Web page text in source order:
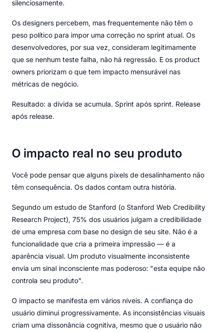
silenciosamente.
Os designers percebem, mas frequentemente não têm o
peso político para impor uma correção no sprint atual. Os
desenvolvedores, por sua vez, consideram legitimamente
que se nenhum teste falha, não há regressão. E os product
owners priorizam o que tem impacto mensurável nas
métricas de negócio.
Resultado: a dívida se acumula. Sprint após sprint. Release
após release.
O impacto real no seu produto
Você pode pensar que alguns pixels de desalinhamento não
têm consequência. Os dados contam outra história.
Segundo um estudo de Stanford (o Stanford Web Credibility
Research Project), 75% dos usuários julgam a credibilidade
de uma empresa com base no design de seu site. Não é a
funcionalidade que cria a primeira impressão — é a
aparência visual. Um produto visualmente inconsistente
envia um sinal inconsciente mas poderoso: "esta equipe não
controla seu produto".
O impacto se manifesta em vários níveis. A confiança do
usuário diminui progressivamente. As inconsistências visuais
criam uma dissonância cognitiva, mesmo que o usuário não